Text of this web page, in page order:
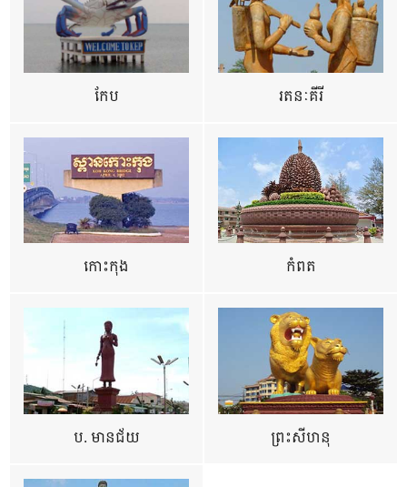
កែប រតនៈគីរី
កោះកុង កំពត
ប. មានជ័យ ព្រះសីហនុ